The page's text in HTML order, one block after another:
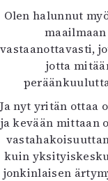
Olen halunnut
vastaanottavasti,
jotta
Ja nyt yritän ottaa
ja kevään mittaan
kuin
jonkinlaisen